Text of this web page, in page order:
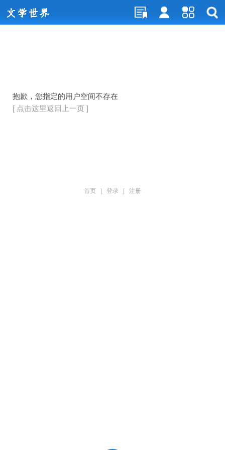
抱歉，您指定的用户空间不存在
[ 点击这里返回上一页 ]
首页 登录 注册